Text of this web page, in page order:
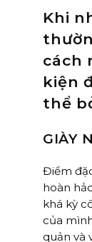
Khi
cách
kiện
thể
GIÀY
Điểm
hoàn
khá kỳ
của
quản và